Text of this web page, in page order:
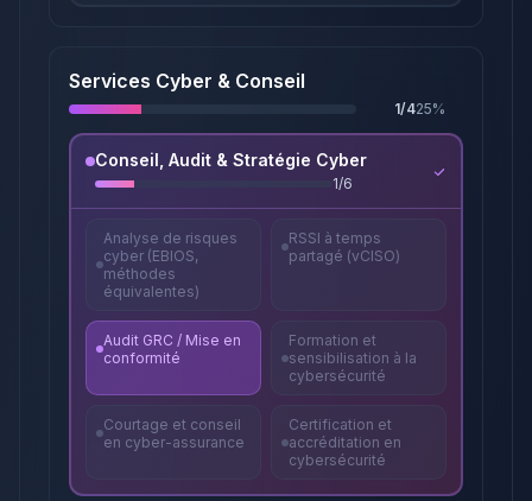
Services Cyber & Conseil
1/425%
Conseil, Audit & Stratégie Cyber
1/6
Analyse de risques
cyber (EBIOS,
méthodes
équivalentes)
RSSI à temps
partagé (vCISO)
Audit GRC / Mise en
conformité
Formation et
sensibilisation à la
cybersécurité
Courtage et conseil
en cyber-assurance
Certification et
accréditation en
cybersécurité